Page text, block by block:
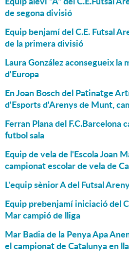
de segona divisió
Equip benjamí del C.E. Futsal
de la primera divisió
Laura González aconsegueix la
d'Europa
En Joan Bosch del Patinatge
d'Esports d'Arenys de Munt,
Ferran Plana del F.C.Barcelona
futbol sala
Equip de vela de l'Escola Joan
campionat escolar de vela de
L'equip sènior A del Futsal
Equip prebenjamí iniciació del
Mar campió de lliga
Mar Badia de la Penya Apa
el campionat de Catalunya en